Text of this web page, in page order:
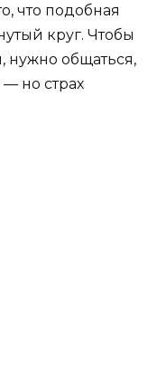
что подобная
круг. Чтобы
нужно общаться,
но страх